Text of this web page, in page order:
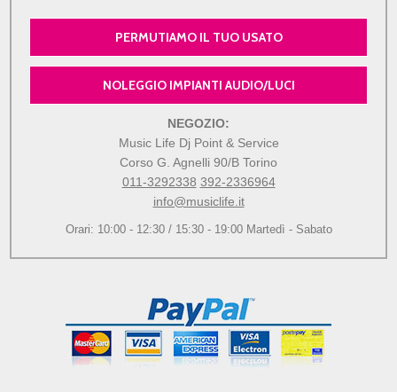
PERMUTIAMO IL TUO USATO
NOLEGGIO IMPIANTI AUDIO/LUCI
NEGOZIO:
Music Life Dj Point & Service
Corso G. Agnelli 90/B Torino
011-3292338 392-2336964
info@musiclife.it
Orari: 10:00 - 12:30 / 15:30 - 19:00 Martedì - Sabato